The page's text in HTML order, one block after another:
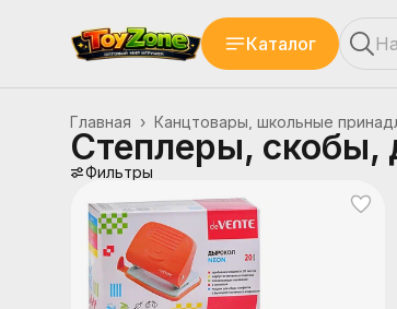
Каталог
Канцтовары, школьные
Главная ›
Степлеры, скобы,
Фильтры